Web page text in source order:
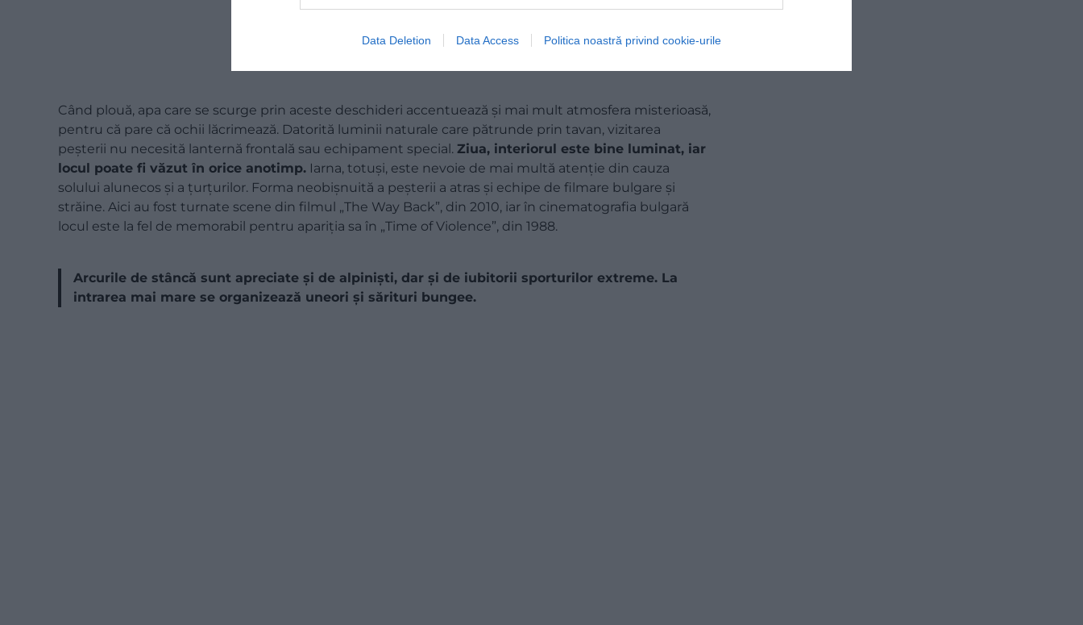
Data Deletion Data Access Politica noastră privind cookie-urile
Când plouă, apa care se scurge prin aceste deschideri accentuează și mai mult atmosfera misterioasă,
pentru că pare că ochii lăcrimează. Datorită luminii naturale care pătrunde prin tavan, vizitarea
peșterii nu necesită lanternă frontală sau echipament special. Ziua, interiorul este bine luminat, iar
locul poate fi văzut în orice anotimp. Iarna, totuși, este nevoie de mai multă atenție din cauza
solului alunecos și a țurțurilor. Forma neobișnuită a peșterii a atras și echipe de filmare bulgare și
străine. Aici au fost turnate scene din filmul „The Way Back”, din 2010, iar în cinematografia bulgară
locul este la fel de memorabil pentru apariția sa în „Time of Violence”, din 1988.
Arcurile de stâncă sunt apreciate și de alpiniști, dar și de iubitorii sporturilor extreme. La
intrarea mai mare se organizează uneori și sărituri bungee.